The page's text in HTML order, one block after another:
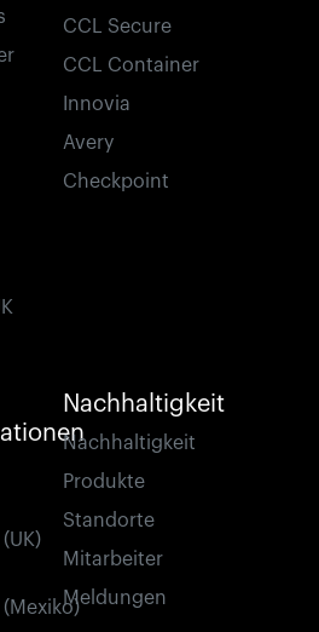
CCL Secure
CCL Container
Innovia
Avery
Checkpoint
Nachhaltigkeit
Nachhaltigkeit
Produkte
Standorte
Mitarbeiter
Meldungen